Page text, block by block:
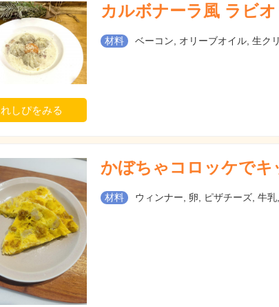
れしぴをみる
カルボナーラ風 ラビオ
材料 ベーコン, オリーブオイル, 生ク
かぼちゃコロッケでキ
材料 ウィンナー, 卵, ピザチーズ, 牛乳